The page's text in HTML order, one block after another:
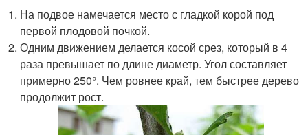
На подвое намечается место с гладкой корой под
первой плодовой почкой.
Одним движением делается косой срез, который в 4
раза превышает по длине диаметр. Угол составляет
примерно 250°. Чем ровнее край, тем быстрее дерево
продолжит рост.